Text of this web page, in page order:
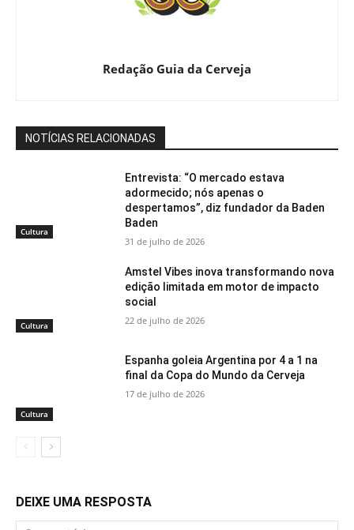
Redação Guia da Cerveja
NOTÍCIAS RELACIONADAS
Cultura
Entrevista: “O mercado estava
adormecido; nós apenas o
despertamos”, diz fundador da Baden
Baden
31 de julho de 2026
Cultura
Amstel Vibes inova transformando nova
edição limitada em motor de impacto
social
22 de julho de 2026
Cultura
Espanha goleia Argentina por 4 a 1 na
final da Copa do Mundo da Cerveja
17 de julho de 2026
DEIXE UMA RESPOSTA